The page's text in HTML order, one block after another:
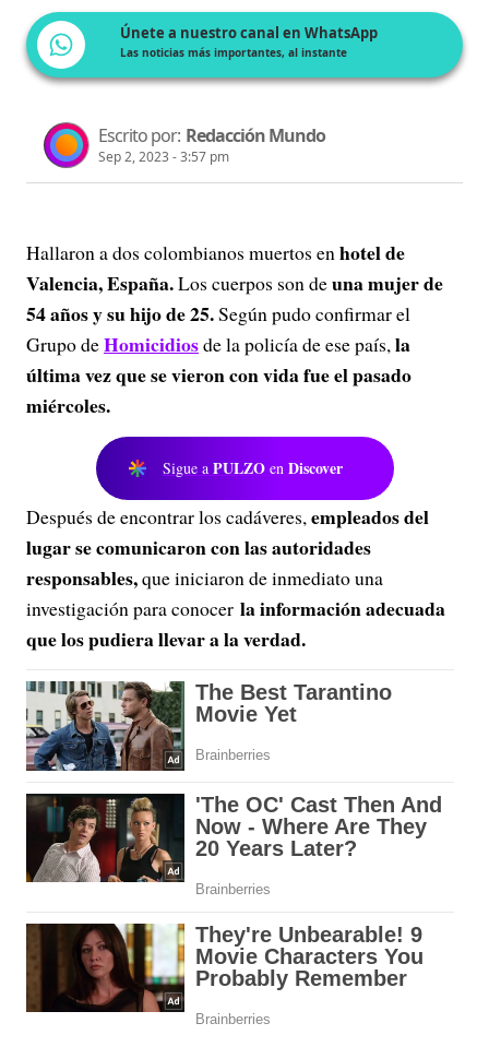
Únete a nuestro canal en WhatsApp
Las noticias más importantes, al instante
Escrito por: Redacción Mundo
Sep 2, 2023 - 3:57 pm
Hallaron a dos colombianos muertos enhotel de
Valencia, España.Los cuerpos son deuna mujer de
54 años y su hijo de 25.Según pudo confirmar el
Grupo deHomicidiosde la policía de ese país,la
última vez que se vieron con vida fue el pasado
miércoles.
Sigue a PULZO en Discover
Después de encontrar los cadáveres,empleados del
lugar se comunicaron con las autoridades
responsables,que iniciaron de inmediato una
investigación para conocer la información adecuada
que los pudiera llevar a la verdad.